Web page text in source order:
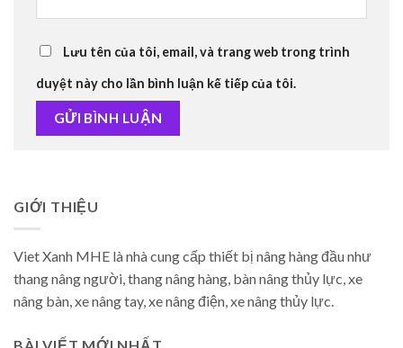
Lưu tên của tôi, email, và trang web trong trình
duyệt này cho lần bình luận kế tiếp của tôi.
GIỚI THIỆU
Viet Xanh MHE là nhà cung cấp thiết bị nâng hàng đầu như
thang nâng người, thang nâng hàng, bàn nâng thủy lực, xe
nâng bàn, xe nâng tay, xe nâng điện, xe nâng thủy lực.